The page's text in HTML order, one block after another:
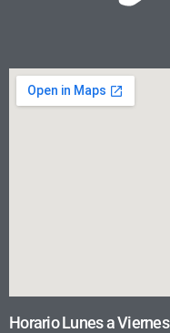
Horario Lunes a Viernes